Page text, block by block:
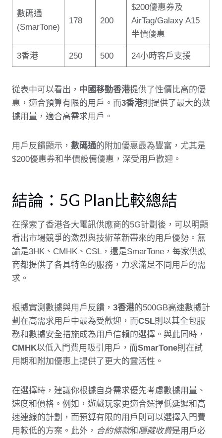
數碼通
(SmarTone)
178 200
$200優惠券及
AirTag/Galaxy A15
半價優惠
3香港 250 500 24小時客戶支援
從表中可以看出， 中國移動香港提供了性價比高的優
惠，適合預算有限的用戶。而3香港則提供了最大的數
據用量，適合高需求用戶。
用戶反饋顯示， 數碼通的附加優惠最為豐富，尤其是
$200優惠券和半價設備優惠，深受用戶歡迎。
結論：5G Plan比較總結
在探索了香港各大電訊供應商的5G計劃後，可以明顯
看出市場競爭的激烈與技術革新帶來的用戶優勢。無
論是3HK、CMHK、CSL，還是SmarTone，每家供應
商都提供了各具特色的服務，力求滿足不同用戶的需
求。
根據實測數據與用戶反饋， 3香港的500GB高速數據計
劃在高需求用戶中最為受歡迎，而CSL則以其全包服
務和數據安全措施成為用戶信賴的選擇。與此同時，
CMHK以低入門費用吸引用戶，而SmarTone則在試
用期和附加優惠上提供了更大的靈活性。
在選擇時，建議你根據自身需求優先考慮數據用量、
速度和價格。例如，遊戲玩家更適合選擇低延遲和高
速連線的計劃，而預算有限的用戶則可以選擇入門費
用較低的方案。此外， 合約條款和 隱藏收費是用戶必